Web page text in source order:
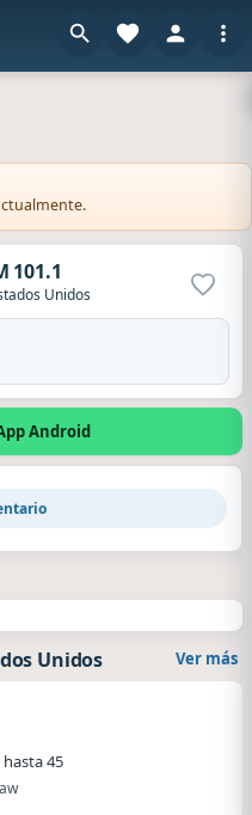
101.1
Unidos
Android
Unidos Ver más
45